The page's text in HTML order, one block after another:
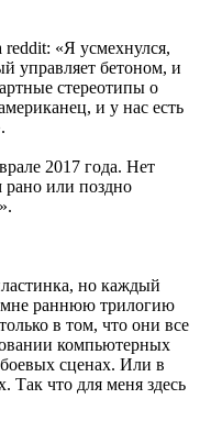
«Я усмехнулся,
управляет бетоном, и
стереотипы о
и у нас есть
2017 года. Нет
или поздно
но каждый
мне раннюю трилогию
в том, что они все
компьютерных
сценах. Или в
что для меня здесь